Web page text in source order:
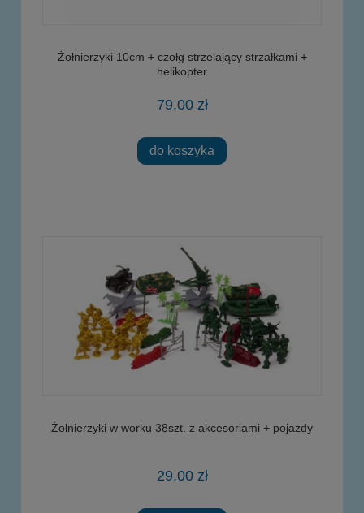
Żołnierzyki 10cm + czołg strzelający strzałkami +
helikopter
79,00 zł
do koszyka
Żołnierzyki w worku 38szt. z akcesoriami + pojazdy
29,00 zł